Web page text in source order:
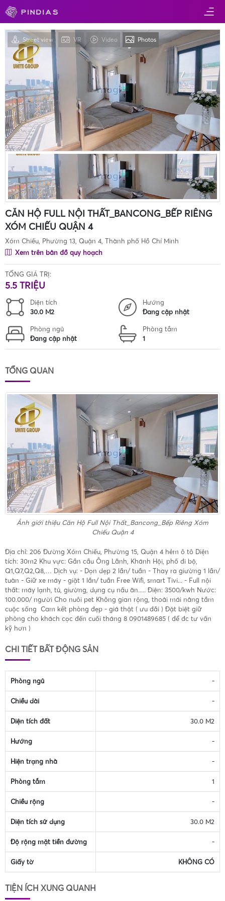
Street view VR Video Photos
CĂN HỘ FULL NỘI THẤT_BANCONG_BẾP RIÊNG
XÓM CHIẾU QUẬN 4
Xóm Chiếu, Phường 13, Quận 4, Thành phố Hồ Chí Minh
Xem trên bản đồ quy hoạch
TỔNG GIÁ TRỊ:
5.5 TRIỆU
Diện tích
30.0 M2
Hướng
Đang cập nhật
Phòng ngủ
Đang cập nhật
Phòng tắm
1
TỔNG QUAN
Ảnh giới thiệu Căn Hộ Full Nội Thất_Bancong_Bếp Riêng Xóm
Chiếu Quận 4
Địa chỉ: 206 Đường Xóm Chiếu, Phường 15, Quận 4 hẻm ô tô Diện
tích: 30m2 Khu vực: Gần cầu Ông Lãnh, Khánh Hội, phố đi bộ,
Q1,Q7,Q2,Q8,… Dịch vụ: - Dọn dẹp 2 lần/ tuần - Thay ra giường 1 lần/
tuàn - Giữ xe máy - giặt 1 lần/ tuần Free Wifi, smart Tivi... - Full nội
thất: máy lạnh, tủ, giường, dụng cụ nấu ăn..... Điện: 3500/kwh Nước:
100.000/ người Cho nuôi pet Không gian rộng, thoải mái nâng tầm
cuộc sống ️ Cam kết phòng đẹp - giá thật ( ưu đãi ) Đặt biệt giữ
phòng cho khách cọc đến cuối tháng 8 0901489685 ( để đc tư vấn
kỹ hơn )
CHI TIẾT BẤT ĐỘNG SẢN
Phòng ngủ -
Chiều dài -
Diện tích đất 30.0 M2
Hướng -
Hiện trạng nhà -
Phòng tắm 1
Chiều rộng -
Diện tích sử dụng 30.0 M2
Độ rộng mặt tiền đường -
Giấy tờ KHÔNG CÓ
TIỆN ÍCH XUNG QUANH